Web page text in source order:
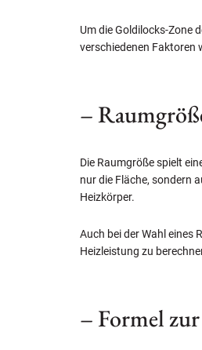
Um die Goldilocks-Zone
verschiedenen Faktoren
–
Die Raumgröße spielt
nur die Fläche, sondern
Heizkörper.
Auch bei der Wahl eines
Heizleistung zu
– Formel